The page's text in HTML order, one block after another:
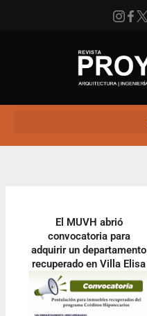
El MUVH abrió
convocatoria para
adquirir un departamento
recuperado en Villa Elisa